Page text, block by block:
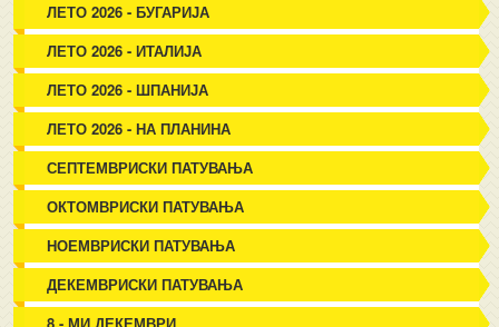
ЛЕТО 2026 - БУГАРИЈА
ЛЕТО 2026 - ИТАЛИЈА
ЛЕТО 2026 - ШПАНИЈА
ЛЕТО 2026 - НА ПЛАНИНА
СЕПТЕМВРИСКИ ПАТУВАЊА
ОКТОМВРИСКИ ПАТУВАЊА
НОЕМВРИСКИ ПАТУВАЊА
ДЕКЕМВРИСКИ ПАТУВАЊА